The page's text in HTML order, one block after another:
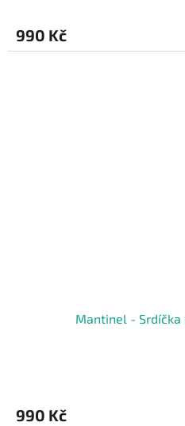
990 Kč
Mantinel - Srdíčka
990 Kč